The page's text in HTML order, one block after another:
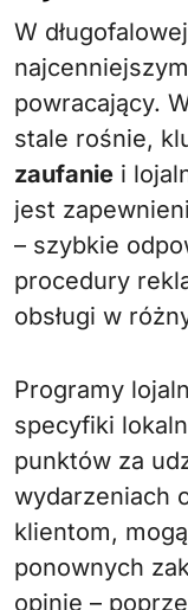
W
powracający.
stale rośnie,
zaufanie i
jest
– szybkie
procedury
obsługi w
Programy
specyfiki
punktów za
wydarzeniach
klientom,
ponownych
opinie –